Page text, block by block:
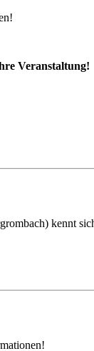
Veranstaltung!
kennt